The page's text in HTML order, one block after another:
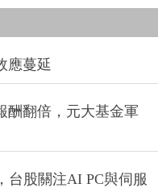
應蔓延
酬翻倍，元大基金軍
台股關注AI PC與伺服